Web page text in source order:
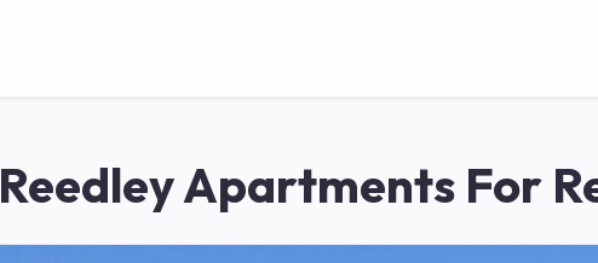
Reedley Apartments For